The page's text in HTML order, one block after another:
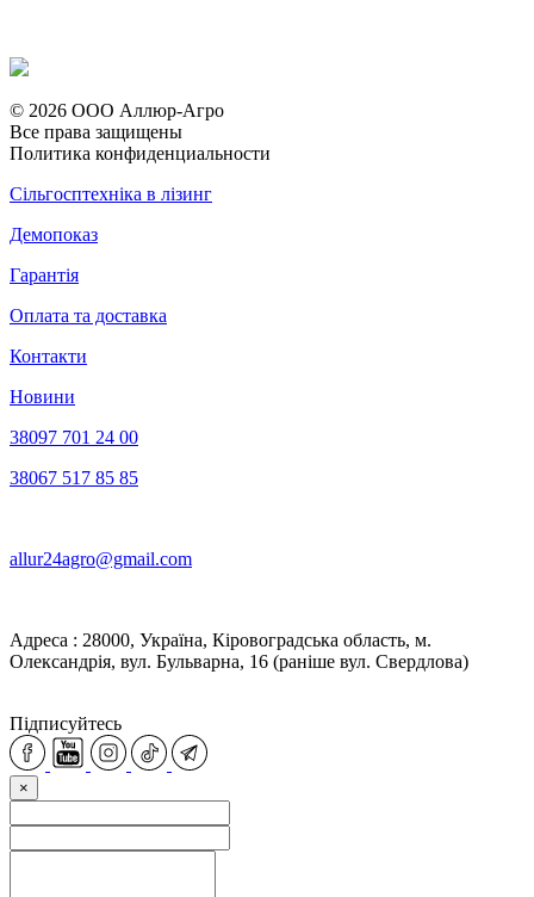
© 2026 ООО Аллюр-Агро
Все права защищены
Политика конфиденциальности
Сільгосптехніка в лізинг
Демопоказ
Гарантія
Оплата та доставка
Контакти
Новини
38097 701 24 00
38067 517 85 85
allur24agro@gmail.com
Адреса : 28000, Україна, Кіровоградська область, м.
Олександрія, вул. Бульварна, 16 (раніше вул. Свердлова)
Підписуйтесь
×